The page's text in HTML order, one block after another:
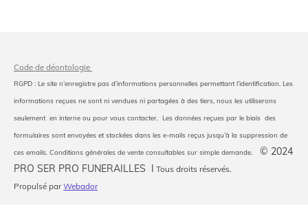
Code de déontologie
RGPD : Le site n’enregistre pas d’informations personnelles permettant l’identification. Les
informations reçues ne sont ni vendues ni partagées à des tiers, nous les utiliserons
seulement en interne ou pour vous contacter. Les données reçues par le biais des
formulaires sont envoyées et stockées dans les e-mails reçus jusqu’à la suppression de
ces emails. Conditions générales de vente consultables sur simple demande.
© 2024
PRO SER PRO FUNERAILLES I Tous droits réservés.
Propulsé parWebador